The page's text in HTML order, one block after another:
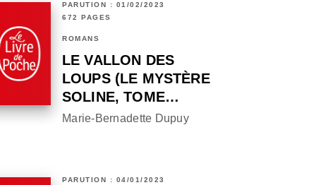
PARUTION : 01/02/2023
672 PAGES
ROMANS
LE VALLON DES
LOUPS (LE MYSTÈRE
SOLINE, TOME…
Marie-Bernadette Dupuy
PARUTION : 04/01/2023